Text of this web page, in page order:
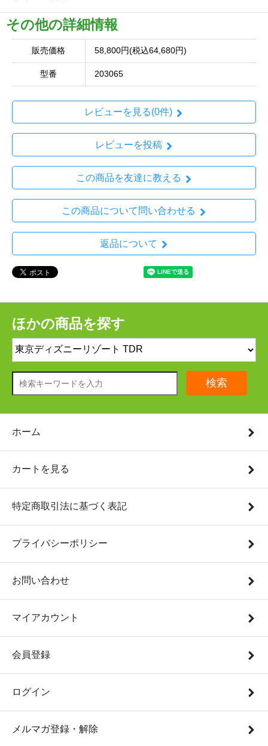
その他の詳細情報
販売価格 58,800円(税込64,680円)
型番 203065
レビューを見る(0件)
レビューを投稿
この商品を友達に教える
この商品について問い合わせる
返品について
ほかの商品を探す
検索
ホーム
カートを見る
特定商取引法に基づく表記
プライバシーポリシー
お問い合わせ
マイアカウント
会員登録
ログイン
メルマガ登録・解除